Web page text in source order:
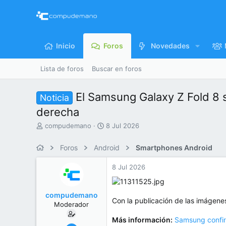
Inicio Foros Novedades
Lista de foros Buscar en foros
Noticia
El Samsung Galaxy Z Fold
derecha
I
r
compudemano
F
c
h
8 Jul 2026
Foros Android Smartphones Android
compudemano
Moderador
8 Jul 2026
Con la publicación de las
Más información: Samsung